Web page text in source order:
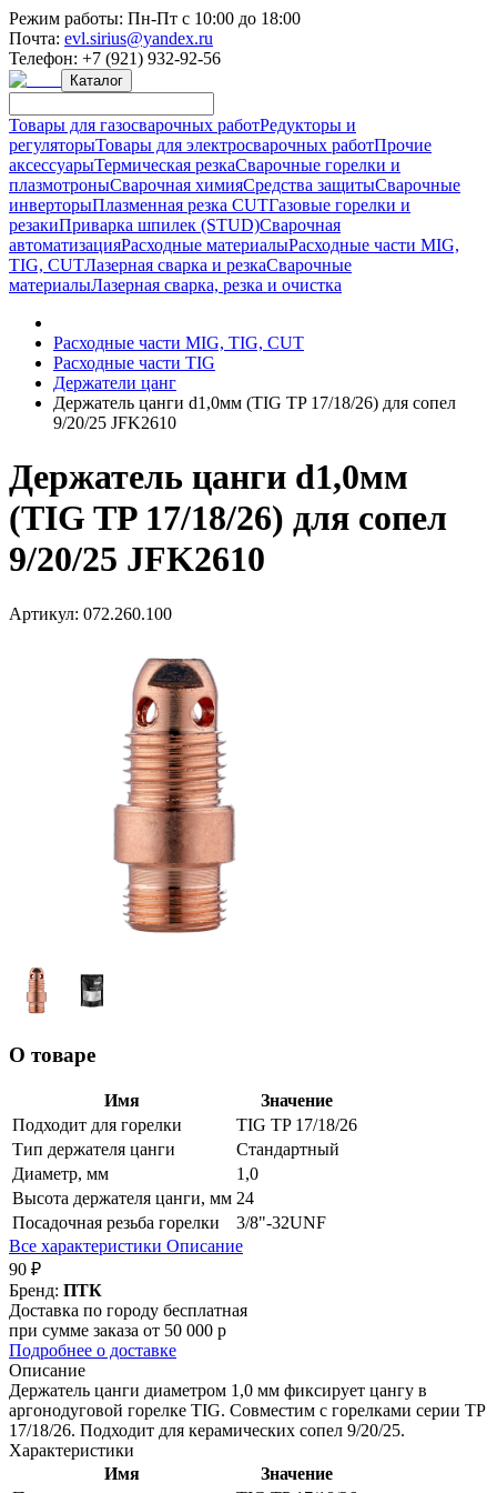
Режим работы: Пн-Пт с 10:00 до 18:00
Почта: evl.sirius@yandex.ru
Телефон: +7 (921) 932-92-56
Каталог
Товары для газосварочных работРедукторы и
регуляторыТовары для электросварочных работПрочие
аксессуарыТермическая резкаСварочные горелки и
плазмотроныСварочная химияСредства защитыСварочные
инверторыПлазменная резка CUTГазовые горелки и
резакиПриварка шпилек (STUD)Сварочная
автоматизацияРасходные материалыРасходные части MIG,
TIG, CUTЛазерная сварка и резкаСварочные
материалыЛазерная сварка, резка и очистка
Расходные части MIG, TIG, CUT
Расходные части TIG
Держатели цанг
Держатель цанги d1,0мм (TIG TP 17/18/26) для сопел
9/20/25 JFK2610
Держатель цанги d1,0мм
(TIG TP 17/18/26) для сопел
9/20/25 JFK2610
Артикул: 072.260.100
О товаре
Имя
Значение
Подходит для горелки
TIG TP 17/18/26
Тип держателя цанги
Стандартный
Диаметр, мм
1,0
Высота держателя цанги, мм 24
Посадочная резьба горелки
3/8"-32UNF
Все характеристики Описание
90 ₽
Бренд: ПТК
Доставка по городу бесплатная
при сумме заказа от 50 000 р
Подробнее о доставке
Описание
Держатель цанги диаметром 1,0 мм фиксирует цангу в
аргонодуговой горелке TIG. Совместим с горелками серии TP
17/18/26. Подходит для керамических сопел 9/20/25.
Характеристики
Имя
Значение